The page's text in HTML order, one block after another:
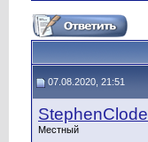
07.08.2020, 21:51
StephenClode
Местный